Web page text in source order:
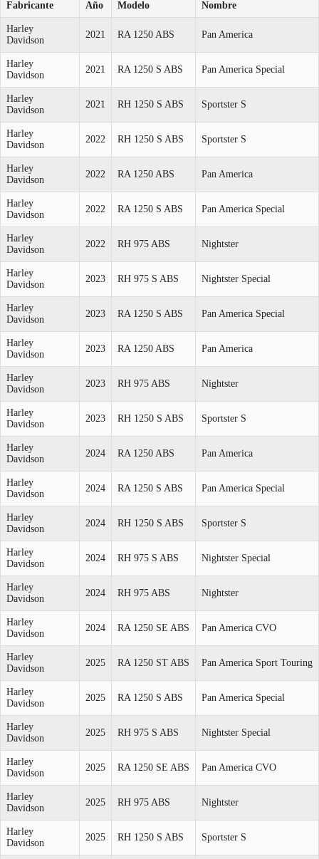
Fabricante Año Modelo Nombre
Harley
Davidson
2021 RA 1250 ABS Pan America
Harley
Davidson
2021 RA 1250 S ABS Pan America Special
Harley
Davidson
2021 RH 1250 S ABS Sportster S
Harley
Davidson
2022 RH 1250 S ABS Sportster S
Harley
Davidson
2022 RA 1250 ABS Pan America
Harley
Davidson
2022 RA 1250 S ABS Pan America Special
Harley
Davidson
2022 RH 975 ABS Nightster
Harley
Davidson
2023 RH 975 S ABS Nightster Special
Harley
Davidson
2023 RA 1250 S ABS Pan America Special
Harley
Davidson
2023 RA 1250 ABS Pan America
Harley
Davidson
2023 RH 975 ABS Nightster
Harley
Davidson
2023 RH 1250 S ABS Sportster S
Harley
Davidson
2024 RA 1250 ABS Pan America
Harley
Davidson
2024 RA 1250 S ABS Pan America Special
Harley
Davidson
2024 RH 1250 S ABS Sportster S
Harley
Davidson
2024 RH 975 S ABS Nightster Special
Harley
Davidson
2024 RH 975 ABS Nightster
Harley
Davidson
2024 RA 1250 SE ABS Pan America CVO
Harley
Davidson
2025 RA 1250 ST ABS Pan America Sport Touring
Harley
Davidson
2025 RA 1250 S ABS Pan America Special
Harley
Davidson
2025 RH 975 S ABS Nightster Special
Harley
Davidson
2025 RA 1250 SE ABS Pan America CVO
Harley
Davidson
2025 RH 975 ABS Nightster
Harley
Davidson
2025 RH 1250 S ABS Sportster S